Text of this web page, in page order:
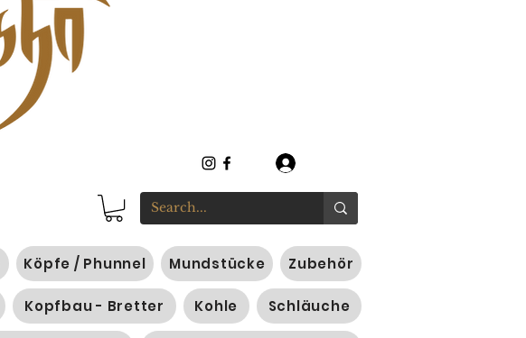
Köpfe / Phunnel Mundstücke Zubehör
Kopfbau - Bretter Kohle Schläuche